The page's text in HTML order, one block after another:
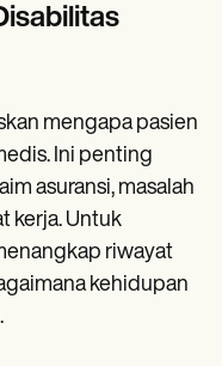
mengapa pasien
Ini penting
asuransi, masalah
kerja. Untuk
riwayat
kehidupan